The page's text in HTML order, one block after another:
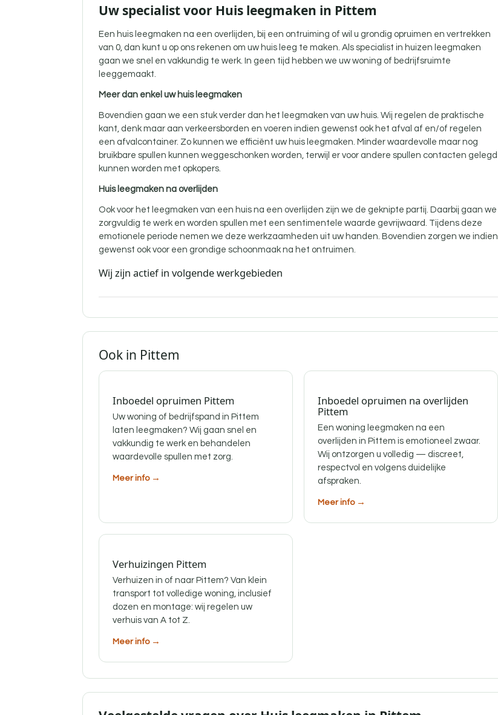
Uw specialist voor Huis leegmaken in Pittem
Een huis leegmaken na een overlijden, bij een ontruiming of wil u grondig opruimen en vertrekken
van 0, dan kunt u op ons rekenen om uw huis leeg te maken. Als specialist in huizen leegmaken
gaan we snel en vakkundig te werk. In geen tijd hebben we uw woning of bedrijfsruimte
leeggemaakt.
Meer dan enkel uw huis leegmaken
Bovendien gaan we een stuk verder dan het leegmaken van uw huis. Wij regelen de praktische
kant, denk maar aan verkeersborden en voeren indien gewenst ook het afval af en/of regelen
een afvalcontainer. Zo kunnen we efficiënt uw huis leegmaken. Minder waardevolle maar nog
bruikbare spullen kunnen weggeschonken worden, terwijl er voor andere spullen contacten gelegd
kunnen worden met opkopers.
Huis leegmaken na overlijden
Ook voor het leegmaken van een huis na een overlijden zijn we de geknipte partij. Daarbij gaan we
zorgvuldig te werk en worden spullen met een sentimentele waarde gevrijwaard. Tijdens deze
emotionele periode nemen we deze werkzaamheden uit uw handen. Bovendien zorgen we indien
gewenst ook voor een grondige schoonmaak na het ontruimen.
Wij zijn actief in volgende werkgebieden
Ook in Pittem
Inboedel opruimen Pittem
Uw woning of bedrijfspand in Pittem
laten leegmaken? Wij gaan snel en
vakkundig te werk en behandelen
waardevolle spullen met zorg.
Meer info →
Inboedel opruimen na overlijden
Pittem
Een woning leegmaken na een
overlijden in Pittem is emotioneel zwaar.
Wij ontzorgen u volledig — discreet,
respectvol en volgens duidelijke
afspraken.
Meer info →
Verhuizingen Pittem
Verhuizen in of naar Pittem? Van klein
transport tot volledige woning, inclusief
dozen en montage: wij regelen uw
verhuis van A tot Z.
Meer info →